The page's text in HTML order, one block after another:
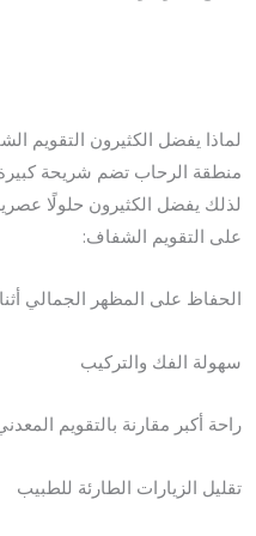
لماذا يفضل الكثيرون التقويم
منطقة الرحاب تضم شريحة كبيرة
لذلك يفضل الكثيرون حلولًا
على التقويم الشفاف:
الحفاظ على المظهر الجمالي
سهولة الفك والتركيب
راحة أكبر مقارنة بالتقويم
تقليل الزيارات الطارئة للطبيب